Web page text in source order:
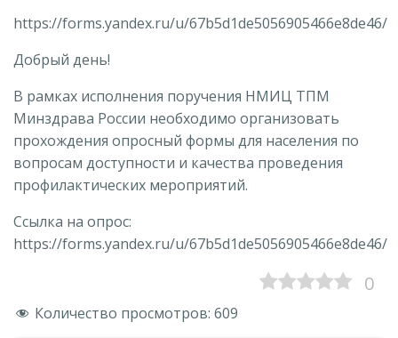
https://forms.yandex.ru/u/67b5d1de5056905466e8de46/
Добрый день!
В рамках исполнения поручения НМИЦ ТПМ
Минздрава России необходимо организовать
прохождения опросный формы для населения по
вопросам доступности и качества проведения
профилактических мероприятий.
Ссылка на опрос:
https://forms.yandex.ru/u/67b5d1de5056905466e8de46/
0
Количество просмотров: 609